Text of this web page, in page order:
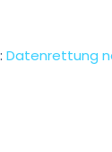
Datenrettung